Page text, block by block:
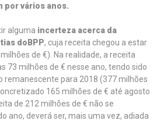
por vários anos.
alguma incerteza acerca da
doBPP, cuja receita chegou a estar
de €). Na realidade, a receita
73 milhões de € nesse ano, tendo sido
remanescente para 2018 (377 milhões
165 milhões de € até agosto
de 212 milhões de € não se
ano, deverá ser, mais uma vez, adiada